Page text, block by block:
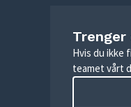
Trenger
Hvis du ikke
teamet vårt